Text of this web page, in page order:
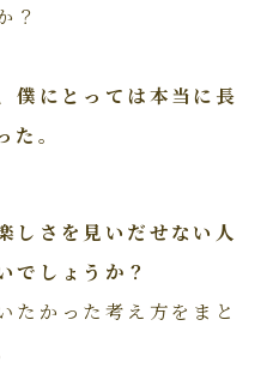
？
僕にとっては本当に長
た。
しさを見いだせない人
でしょうか？
たかった考え方をまと